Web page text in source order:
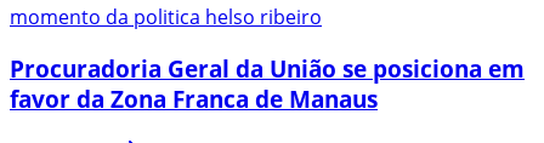
momento da politica helso ribeiro
Procuradoria Geral da União se posiciona em
favor da Zona Franca de Manaus